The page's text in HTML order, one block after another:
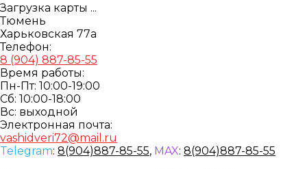
Загрузка карты ...
Тюмень
Харьковская 77а
Телефон:
8 (904) 887-85-55
Время работы:
Пн-Пт: 10:00-19:00
Cб: 10:00-18:00
Вс: выходной
Электронная почта:
vashidveri72@mail.ru
Telegram: 8(904)887-85-55, MAX: 8(904)887-85-55